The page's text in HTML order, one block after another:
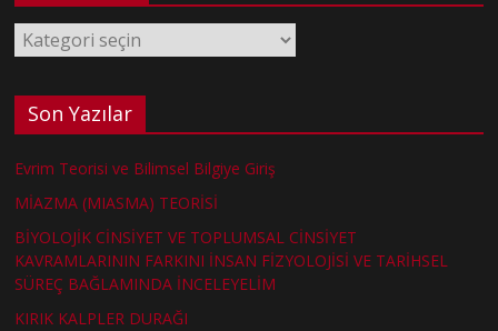
Kategoriler
Son Yazılar
Evrim Teorisi ve Bilimsel Bilgiye Giriş
MİAZMA (MIASMA) TEORİSİ
BİYOLOJİK CİNSİYET VE TOPLUMSAL CİNSİYET
KAVRAMLARININ FARKINI İNSAN FİZYOLOJİSİ VE TARİHSEL
SÜREÇ BAĞLAMINDA İNCELEYELİM
KIRIK KALPLER DURAĞI